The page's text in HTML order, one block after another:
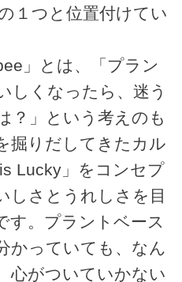
１つと位置付けてい
」とは、「プラン
しくなったら、迷う
？」という考えのも
掘りだしてきたカル
Lucky」をコンセプ
しさとうれしさを目
す。プラントベース
かっていても、なん
心がついていかない